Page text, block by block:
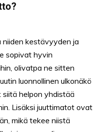
niiden kestävyyden ja
sopivat hyvin
olivatpa ne sitten
luonnollinen ulkonäkö
helpon yhdistää
Lisäksi juuttimatot ovat
mikä tekee niistä